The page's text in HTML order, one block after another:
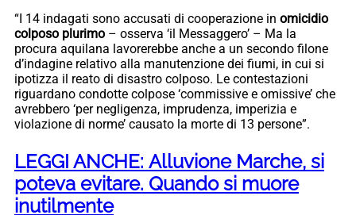
“I 14 indagati sono accusati di cooperazione in omicidio
colposo plurimo – osserva ‘il Messaggero’ – Ma la
procura aquilana lavorerebbe anche a un secondo filone
d’indagine relativo alla manutenzione dei fiumi, in cui si
ipotizza il reato di disastro colposo. Le contestazioni
riguardano condotte colpose ‘commissive e omissive’ che
avrebbero ‘per negligenza, imprudenza, imperizia e
violazione di norme’ causato la morte di 13 persone”.
LEGGI ANCHE: Alluvione Marche, si
poteva evitare. Quando si muore
inutilmente